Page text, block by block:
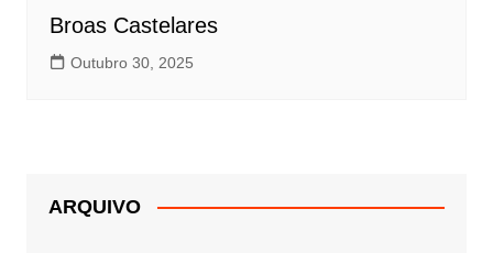
Broas Castelares
Outubro 30, 2025
ARQUIVO